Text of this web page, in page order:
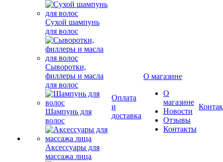
Сухой шампунь
для волос
Сыворотки,
филлеры и масла
для волос
Шампунь для
волос
Аксессуары для
массажа лица
Отзывы